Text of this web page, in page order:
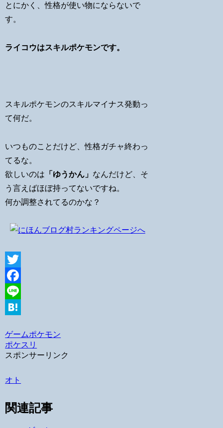
とにかく、性格が使い物にならないで
す。
ライコウはスキルポケモンです。
スキルポケモンのスキルマイナス発動っ
て何だ。
いつものことだけど、性格ガチャ終わっ
てるな。
欲しいのは 「ゆうかん」 なんだけど、そ
う言えばほぼ持ってないですね。
何か調整されてるのかな？
Twitter
Facebook
Line
ゲームポケモン
ポケスリ
スポンサーリンク
オト
関連記事